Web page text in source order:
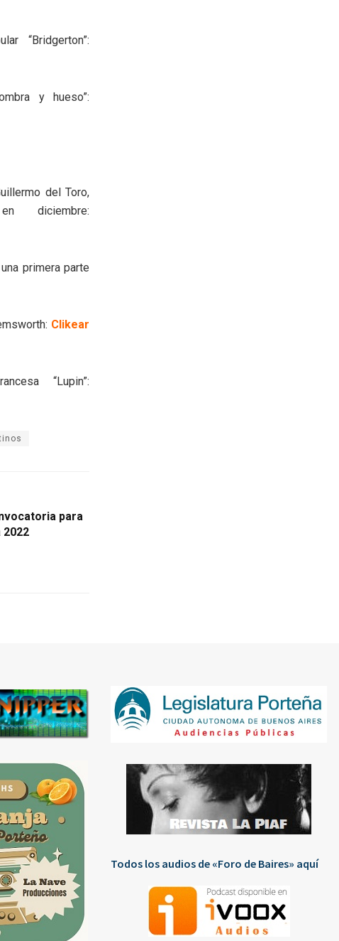
“Bridgerton”:
y hueso”:
del Toro,
diciembre:
primera parte
Clikear
“Lupin”:
para
2022
Todos los audios de «Foro de Baires» aquí